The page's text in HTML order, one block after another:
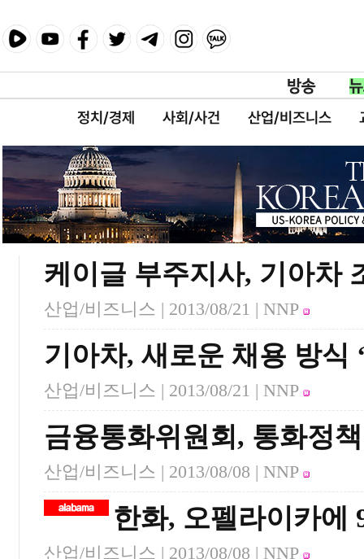
정치/경제 사회/사건 산업/비즈니스
케이글 부주지사, 기아차
산업/비즈니스 | 2013/08/21 | NNP
기아차, 새로운 채용 방식
산업/비즈니스 | 2013/08/21 | NNP
금융통화위원회, 통화정
산업/비즈니스 | 2013/08/08 | NNP
한화, 오펠라이카에
산업/비즈니스 | 2013/08/08 | NNP